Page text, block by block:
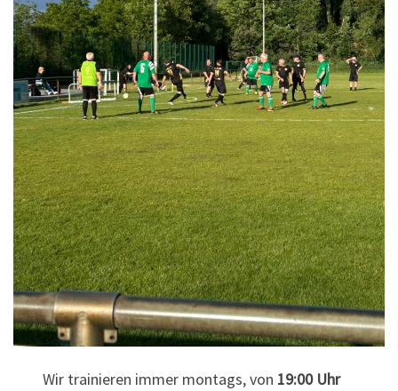
Wir trainieren immer montags, von 19:00 Uhr